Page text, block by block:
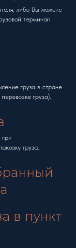
либо Вы можете
терминал
груза в стране
груза).
груза.
в пункт